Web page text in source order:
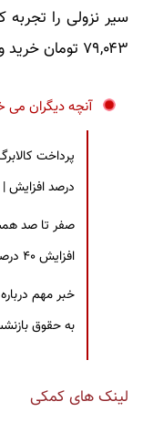
۷۹,۰۴۳ تومان خرید و فروش شد./اقتصاد نیوز
آنچه دیگران می
درصد افزایش
صفر تا صد
افزایش ۴۰ درصدی حقوق بازنشستگان
خبر مهم
به حقوق
لینک های کمکی